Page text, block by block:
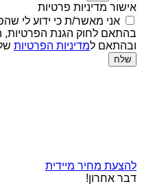
אישור מדיניות פרטיות
אני מאשר/ת כי ידוע לי
ובהתאם למדיניות הפרטיות
שלח
להצעת מחיר מיידית
דבר אחרון!